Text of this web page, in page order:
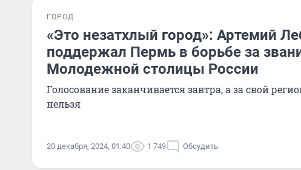
ГОРОД
«Это незатхлый город»: Артемий
поддержал Пермь в борьбе за
Молодежной столицы России
Голосование заканчивается завтра, а за свой
нельзя
20 декабря, 2024, 01:40 1 749 Обсудить